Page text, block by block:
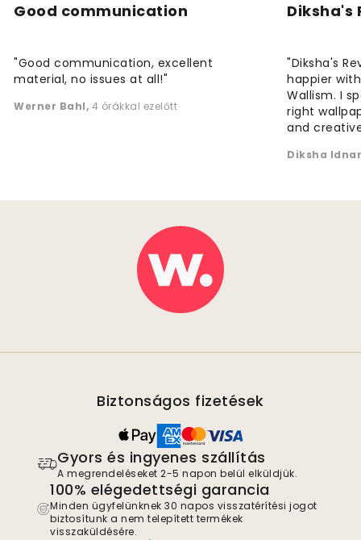
Good communication
"Good communication, excellent
material, no issues at all!"
Werner Bahl, 4 órákkal ezelőtt
Diksha's
"Diksha's
happier
Wallism. I
right
and
Diksha
Biztonságos fizetések
Gyors és ingyenes szállítás
A megrendeléseket 2-5 napon belül elküldjük.
100% elégedettségi garancia
Minden ügyfelünknek 30 napos visszatérítési jogot
biztosítunk a nem telepített termékek
visszaküldésére.